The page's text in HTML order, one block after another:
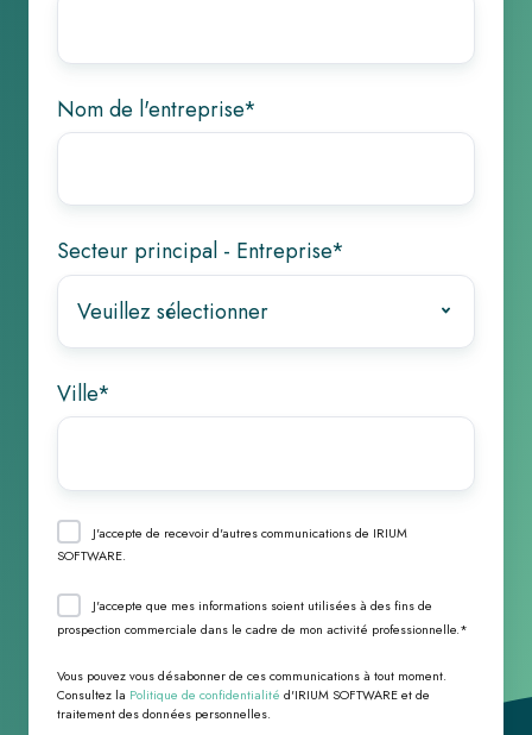
Nom de l'entreprise*
Secteur principal - Entreprise*
Ville*
J'accepte de recevoir d'autres communications de IRIUM
SOFTWARE.
J'accepte que mes informations soient utilisées à des fins de
prospection commerciale dans le cadre de mon activité professionnelle. *
Vous pouvez vous désabonner de ces communications à tout moment.
Consultez la Politique de confidentialité d'IRIUM SOFTWARE et de
traitement des données personnelles.